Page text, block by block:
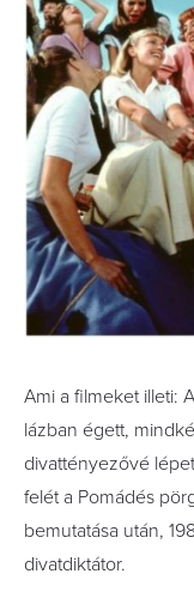
Ami a filmeket illeti:
lázban égett,
divattényezővé
felét a Pomádés
bemutatása után,
divatdiktátor.